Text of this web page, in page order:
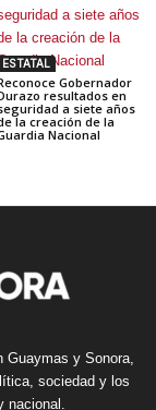
ESTATAL
Gobernador
resultados en
a siete años
la creación de la
Nacional
Guaymas y Sonora,
sociedad y los
nacional.